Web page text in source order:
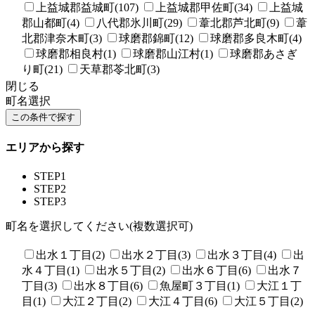
上益城郡益城町(107)
上益城郡甲佐町(34)
上益城
郡山都町(4)
八代郡氷川町(29) 葦北郡芦北町(9)
葦
北郡津奈木町(3)
球磨郡錦町(12)
球磨郡多良木町(4)
球磨郡相良村(1)
球磨郡山江村(1)
球磨郡あさぎ
り町(21)
天草郡苓北町(3)
閉じる
町名選択
エリアから探す
STEP1
STEP2
STEP3
町名を選択してください(複数選択可)
出水１丁目(2) 出水２丁目(3) 出水３丁目(4)
出
水４丁目(1)
出水５丁目(2) 出水６丁目(6)
出水７
丁目(3)
出水８丁目(6) 魚屋町３丁目(1)
大江１丁
目(1)
大江２丁目(2) 大江４丁目(6)
大江５丁目(2)